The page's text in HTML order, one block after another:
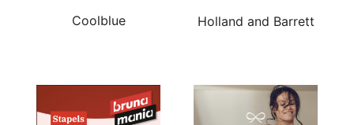
Coolblue Holland and Barrett